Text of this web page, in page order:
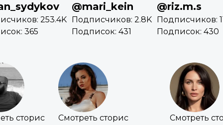
253.4K
365
@mari_kein
Подписчиков: 2.8K
Подписок: 431
@riz.m.s
Подписчиков:
Подписок: 430
сторис Смотреть сторис Смотреть